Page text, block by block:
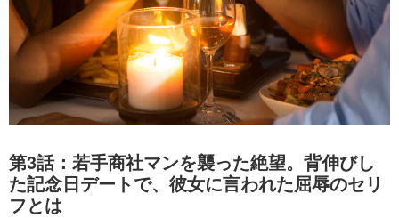
第3話：若手商社マンを襲った絶望。背伸びし
た記念日デートで、彼女に言われた屈辱のセリ
フとは